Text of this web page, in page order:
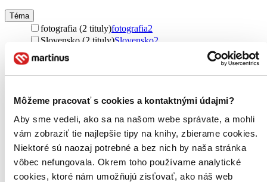
Môžeme pracovať s cookies a kontaktnými údajmi?
Aby sme vedeli, ako sa na našom webe správate, a mohli
vám zobraziť tie najlepšie tipy na knihy, zbierame cookies.
Niektoré sú naozaj potrebné a bez nich by naša stránka
vôbec nefungovala. Okrem toho používame analytické
cookies, ktoré nám umožňujú zisťovať, ako náš web
Téma
fotografia (2 tituly)fotografia2
Slovensko (2 tituly)Slovensko2
Vydavateľstvo
CBS (2 tituly)CBS2
Väzba
pevná väzba (2 tituly)
Zúžiť výber
Zoradiť